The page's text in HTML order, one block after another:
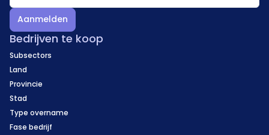
Aanmelden
Bedrijven te koop
Subsectors
Land
Provincie
Stad
Type overname
Fase bedrijf